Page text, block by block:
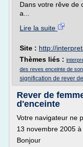
Dans votre rêve de
a...
Lire la suite
Site : http://
Thèmes liés :
des reves enceinte de
signification de rever
Rever de
d'enceinte
Votre navigateur ne
13 novembre 2005
Bonjour